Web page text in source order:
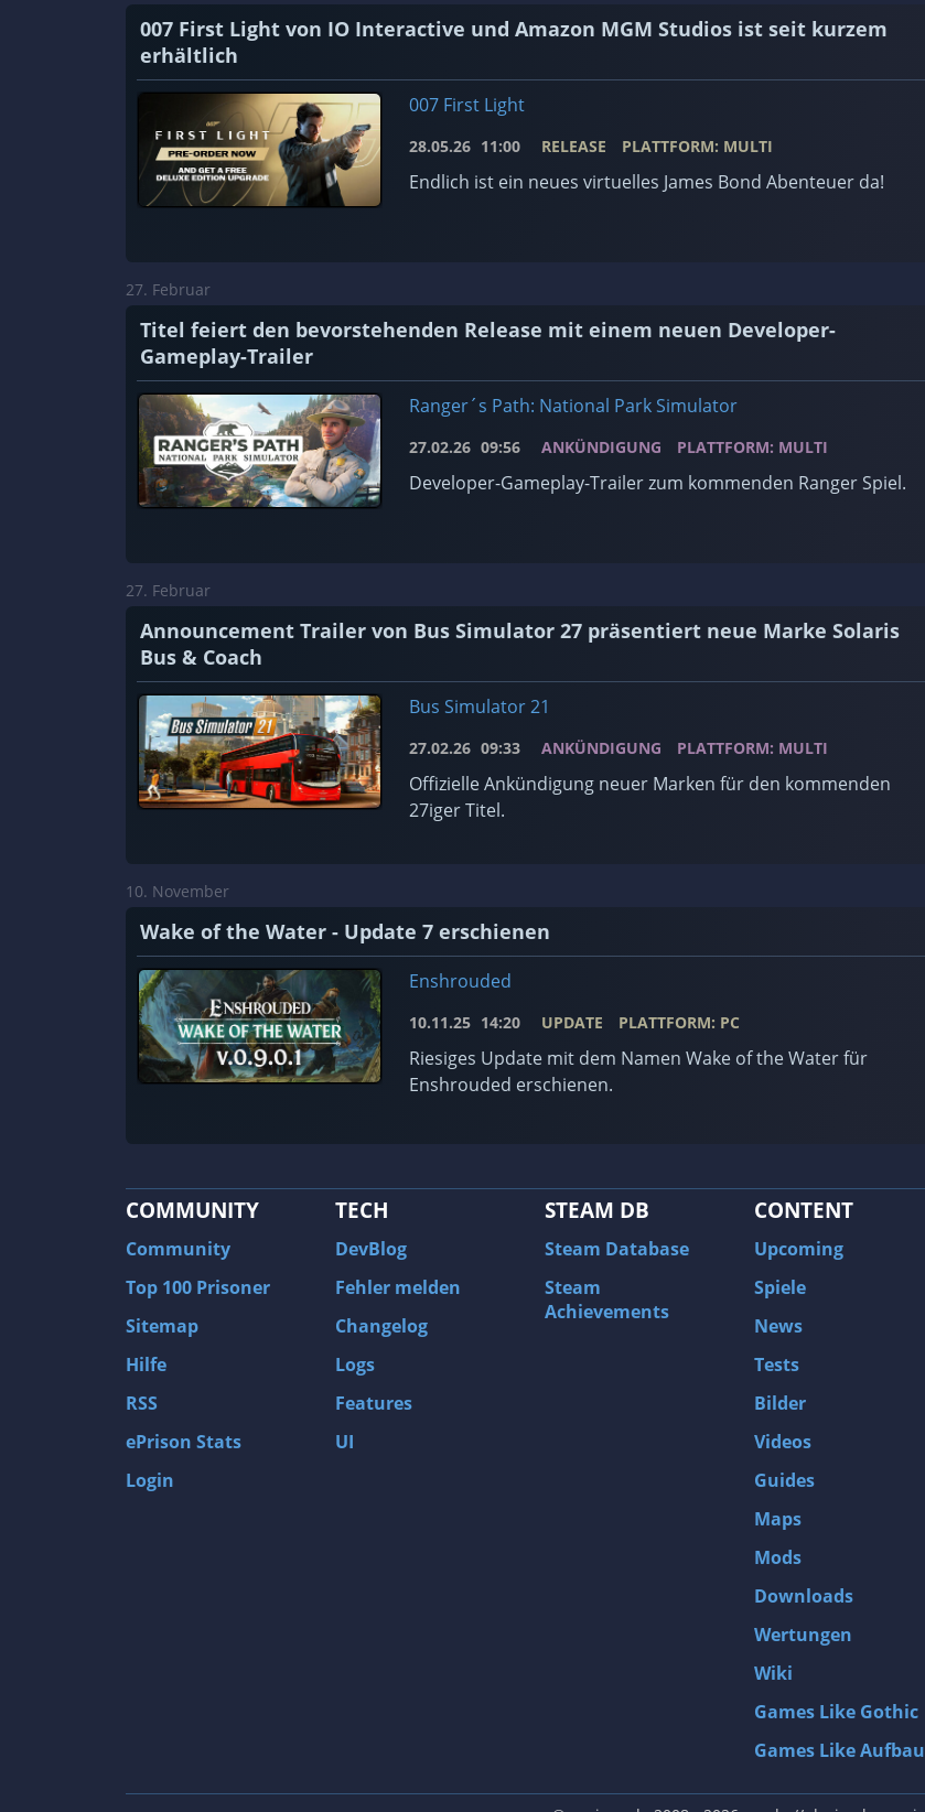
007 First Light von IO Interactive und Amazon MGM Studios ist seit kurzem
erhältlich
007 First Light
28.05.26 11:00 RELEASE PLATTFORM: MULTI
Endlich ist ein neues virtuelles James Bond Abenteuer da!
27. Februar
Titel feiert den bevorstehenden Release mit einem neuen Developer-
Gameplay-Trailer
Ranger´s Path: National Park Simulator
27.02.26 09:56 ANKÜNDIGUNG PLATTFORM: MULTI
Developer-Gameplay-Trailer zum kommenden Ranger Spiel.
27. Februar
Announcement Trailer von Bus Simulator 27 präsentiert neue Marke Solaris
Bus & Coach
Bus Simulator 21
27.02.26 09:33 ANKÜNDIGUNG PLATTFORM: MULTI
Offizielle Ankündigung neuer Marken für den kommenden
27iger Titel.
10. November
Wake of the Water - Update 7 erschienen
Enshrouded
10.11.25 14:20 UPDATE PLATTFORM: PC
Riesiges Update mit dem Namen Wake of the Water für
Enshrouded erschienen.
COMMUNITY
Community
Top 100 Prisoner
Sitemap
Hilfe
RSS
ePrison Stats
Login
TECH
DevBlog
Fehler melden
Changelog
Logs
Features
UI
STEAM DB
Steam Database
Steam
Achievements
CONTENT
Upcoming
Spiele
News
Tests
Bilder
Videos
Guides
Maps
Mods
Downloads
Wertungen
Wiki
Games Like Gothic
Games Like Aufbau